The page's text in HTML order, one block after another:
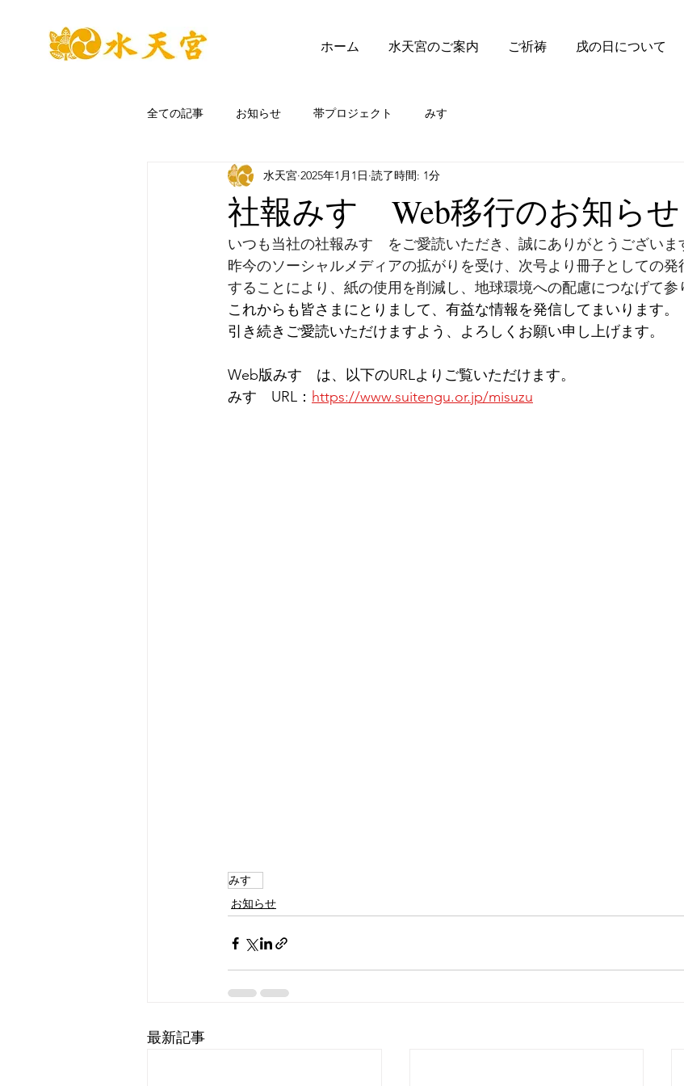
ホーム 水天宮のご案内 ご祈祷 戌の日について
全ての記事 お知らせ 帯プロジェクト みすゞ
社報みすゞWeb移行のお知らせ
水天宮 2025年1月1日 読了時間: 1分
いつも当社の社報みすゞをご愛読いただき、誠にありがとうございま
昨今のソーシャルメディアの拡がりを受け、次号より冊子としての発
することにより、紙の使用を削減し、地球環境への配慮につなげて参
これからも皆さまにとりまして、有益な情報を発信してまいります。
引き続きご愛読いただけますよう、よろしくお願い申し上げます。
Web版みすゞは、以下のURLよりご覧いただけます。
みすゞURL： https://www.suitengu.or.jp/misuzu
みすゞ
お知らせ
最新記事